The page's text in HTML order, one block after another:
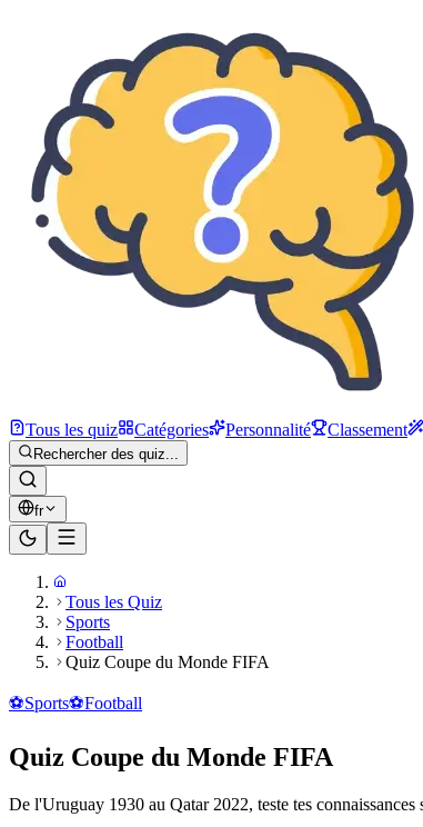
Tous les quiz Catégories Personnalité Classement
Rechercher des quiz...
fr
Tous les Quiz
Sports
Football
Quiz Coupe du Monde FIFA
⚽Sports⚽Football
Quiz Coupe du Monde FIFA
De l'Uruguay 1930 au Qatar 2022, teste tes